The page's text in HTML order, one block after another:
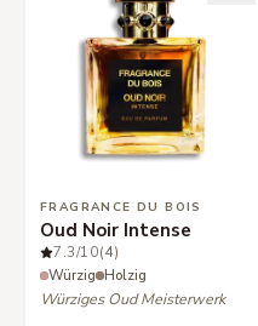
FRAGRANCE DU BOIS
Oud Noir Intense
7.3/10(4)
Würzig Holzig
Würziges Oud Meisterwerk